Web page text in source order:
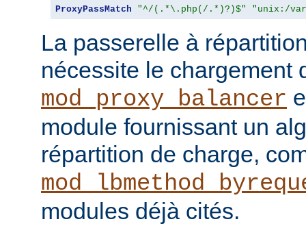
ProxyPassMatch "^/(.*\.php(/.*)?)$" "unix:/
La passerelle à
nécessite le chargement
mod_proxy_balancer
module fournissant un
répartition de charge,
modules déjà cités.